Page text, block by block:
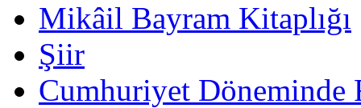
Mikâil Bayram Kitaplığı
Şiir
Cumhuriyet Döneminde